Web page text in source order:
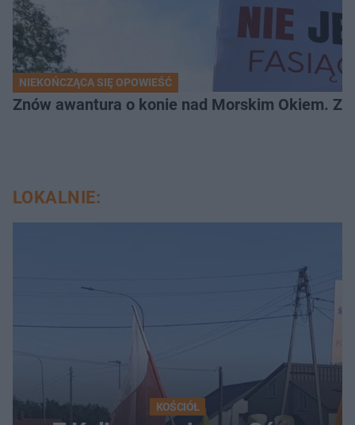
NIEKOŃCZĄCA SIĘ OPOWIEŚĆ
Znów awantura o konie nad Morskim Okiem.
LOKALNIE:
KOŚCIÓŁ